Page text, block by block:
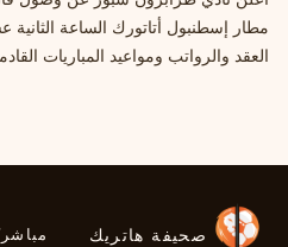
مطار إسطنبول أتاتورك الساعة الثانية
العقد والرواتب ومواعيد المباريات
صحيفة هاتريك مباشر